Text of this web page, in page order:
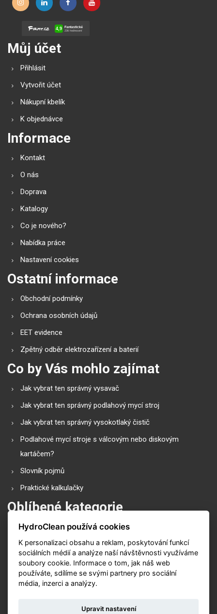
Můj účet
Přihlásit
Vytvořit účet
Nákupní kbelík
K objednávce
Informace
Kontakt
O nás
Doprava
Katalogy
Co je nového?
Nabídka práce
Nastavení cookies
Ostatní informace
Obchodní podmínky
Ochrana osobních údajů
EET evidence
Zpětný odběr elektrozařízení a baterií
Co by Vás mohlo zajímat
Jak vybrat ten správný vysavač
Jak vybrat ten správný podlahový mycí stroj
Jak vybrat ten správný vysokotlaký čistič
Podlahové mycí stroje s válcovým nebo diskovým
kartáčem?
Slovník pojmů
Praktické kalkulačky
Oblíbené kategorie
Průmyslové vysavače
Vysokotlaké čističe
Podlahové mycí stroje
Zametací stroje
HydroClean používá cookies
K personalizaci obsahu a reklam, poskytování funkcí
sociálních médií a analýze naší návštěvnosti využíváme
soubory cookie. Informace o tom, jak náš web
používáte, sdílíme se svými partnery pro sociální
média, inzerci a analýzy.
Upravit nastavení